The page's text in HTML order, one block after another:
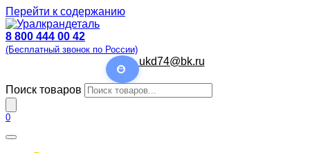
Перейти к содержанию
8 800 444 00 42
(Бесплатный звонок по России)
ukd74@bk.ru
Поиск товаров
0